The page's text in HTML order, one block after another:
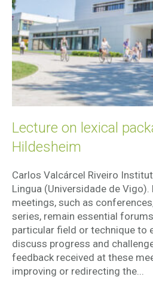
Lecture on lexical
Hildesheim
Carlos Valcárcel Riveiro
Lingua (Universidade de
meetings, such as
series, remain essential
particular field or technique to
discuss progress and
feedback received at these
improving or redirecting the...